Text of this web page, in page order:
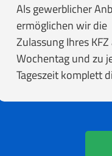
Als gewerblicher
ermöglichen wir die
Zulassung Ihres
Wochentag und zu
Tageszeit komplett